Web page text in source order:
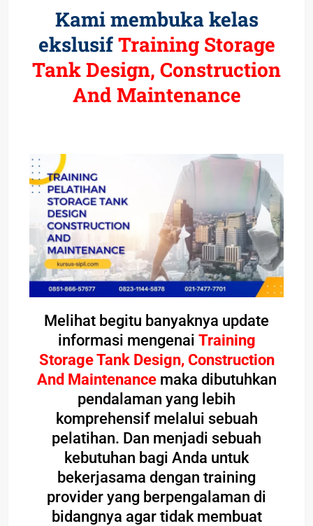
Kami membuka kelas
ekslusifTraining Storage
Tank Design, Construction
And Maintenance
Melihat begitu banyaknya update
informasi mengenai Training
Storage Tank Design, Construction
And Maintenance maka dibutuhkan
pendalaman yang lebih
komprehensif melalui sebuah
pelatihan. Dan menjadi sebuah
kebutuhan bagi Anda untuk
bekerjasama dengan training
provider yang berpengalaman di
bidangnya agar tidak membuat